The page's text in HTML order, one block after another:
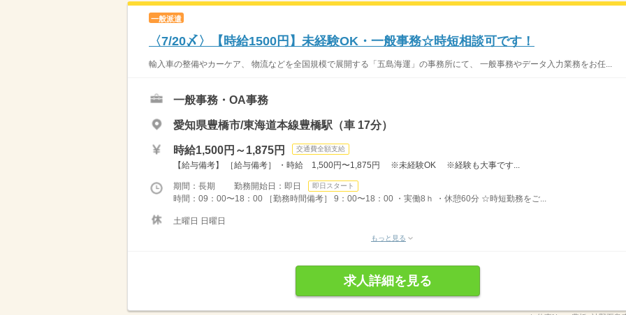
一般派遣
〈7/20〆〉【時給1500円】未経験OK・一般事務☆時短相談可です！
輸入車の整備やカーケア、 物流などを全国規模で展開する「五島海運」の事務所にて、 一般事務やデータ入力業務をお任...
一般事務・OA事務
愛知県豊橋市/東海道本線豊橋駅（車 17分）
時給1,500円～1,875円 交通費全額支給
【給与備考】 ［給与備考］ ・時給 1,500円〜1,875円 ※未経験OK ※経験も大事です...
期間：長期 勤務開始日：即日 即日スタート
時間：09：00〜18：00 ［勤務時間備考］ 9：00〜18：00 ・実働8ｈ ・休憩60分 ☆時短勤務をご...
土曜日 日曜日
もっと見る
求人詳細を見る